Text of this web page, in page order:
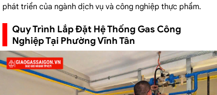
phát triển của ngành dịch vụ và công nghiệp thực phẩm.
Quy Trình Lắp Đặt Hệ Thống Gas Công
Nghiệp Tại Phường Vĩnh Tân